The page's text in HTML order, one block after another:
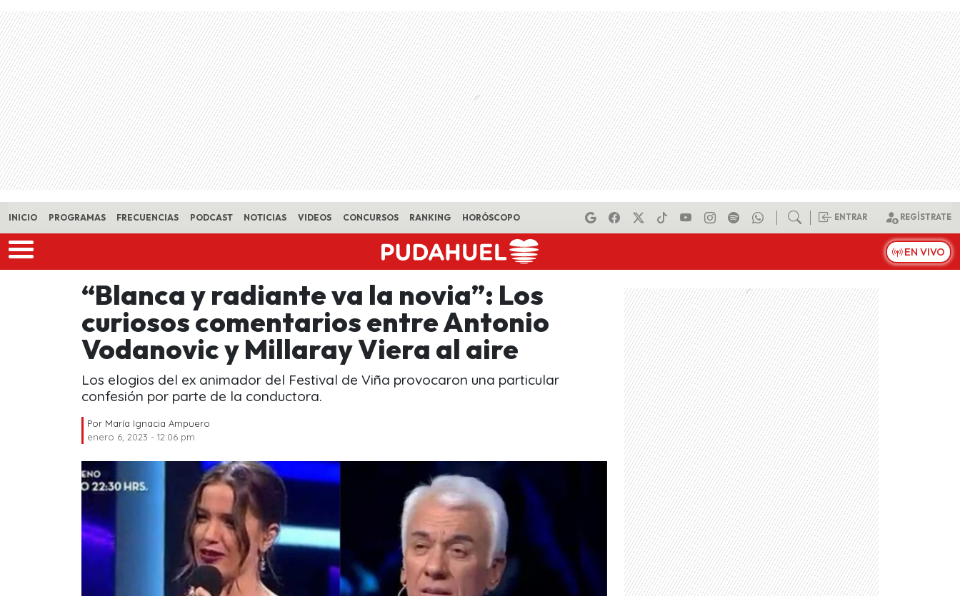
Skip to main content
INICIO PROGRAMAS FRECUENCIAS PODCAST NOTICIAS VIDEOS CONCURSOS RANKING HORÓSCOPO ENTRAR REGÍSTRATE
EN VIVO
“Blanca y radiante va la novia”: Los
curiosos comentarios entre Antonio
Vodanovic y Millaray Viera al aire
Los elogios del ex animador del Festival de Viña provocaron una particular
confesión por parte de la conductora.
Por María Ignacia Ampuero
enero 6, 2023 - 12:06 pm